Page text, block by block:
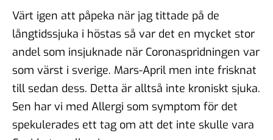
Värt igen att påpeka när jag tittade på de
långtidssjuka i höstas så var det en mycket stor
andel som insjuknade när Coronaspridningen var
som värst i sverige. Mars-April men inte frisknat
till sedan dess. Detta är alltså inte kroniskt sjuka.
Sen har vi med Allergi som symptom för det
spekulerades ett tag om att det inte skulle vara